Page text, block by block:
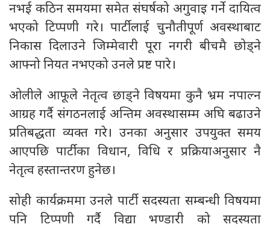
नभई कठिन समयमा समेत संघर्षको अगुवाइ गर्ने दायित्व
भएको टिप्पणी गरे। पार्टीलाई चुनौतीपूर्ण अवस्थाबाट
निकास दिलाउने जिम्मेवारी पूरा नगरी बीचमै छोड्ने
आफ्नो नियत नभएको उनले प्रष्ट पारे।
ओलीले आफूले नेतृत्व छाड्ने विषयमा कुनै भ्रम नपाल्न
आग्रह गर्दै संगठनलाई अन्तिम अवस्थासम्म अघि बढाउने
प्रतिबद्धता व्यक्त गरे। उनका अनुसार उपयुक्त समय
आएपछि पार्टीका विधान, विधि र प्रक्रियाअनुसार नै
नेतृत्व हस्तान्तरण हुनेछ।
सोही कार्यक्रममा उनले पार्टी सदस्यता सम्बन्धी विषयमा
पनि टिप्पणी गर्दै विद्या भण्डारी को सदस्यता